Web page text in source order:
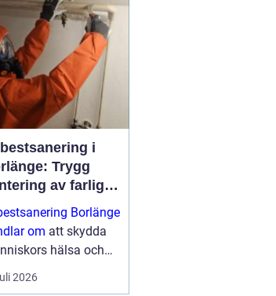
för att
ska använd...
i
Trygg
av farliga
Borlänge
om att skydda
hälsa och
säkra miljöer i
skolor,
2026